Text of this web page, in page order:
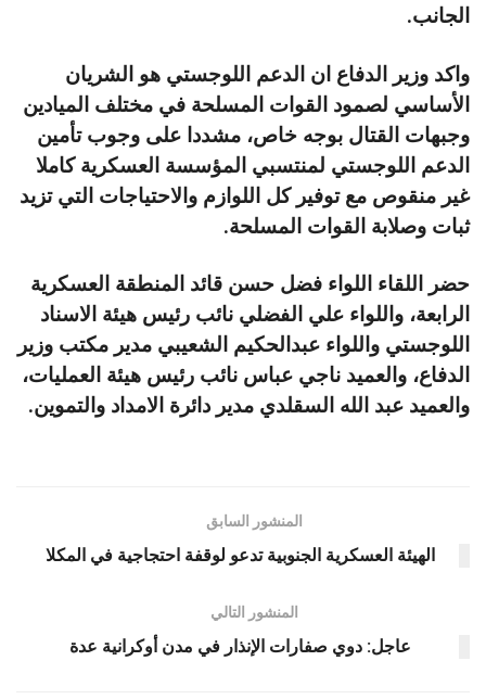
الجانب.
واكد وزير الدفاع ان الدعم اللوجستي هو الشريان
الأساسي لصمود القوات المسلحة في مختلف الميادين
وجبهات القتال بوجه خاص، مشددا على وجوب تأمين
الدعم اللوجستي لمنتسبي المؤسسة العسكرية كاملا
غير منقوص مع توفير كل اللوازم والاحتياجات التي تزيد
ثبات وصلابة القوات المسلحة.
حضر اللقاء اللواء فضل حسن قائد المنطقة العسكرية
الرابعة، واللواء علي الفضلي نائب رئيس هيئة الاسناد
اللوجستي واللواء عبدالحكيم الشعيبي مدير مكتب وزير
الدفاع، والعميد ناجي عباس نائب رئيس هيئة العمليات،
والعميد عبد الله السقلدي مدير دائرة الامداد والتموين.
المنشور السابق
الهيئة العسكرية الجنوبية تدعو لوقفة احتجاجية في المكلا
المنشور التالي
عاجل: دوي صفارات الإنذار في مدن أوكرانية عدة